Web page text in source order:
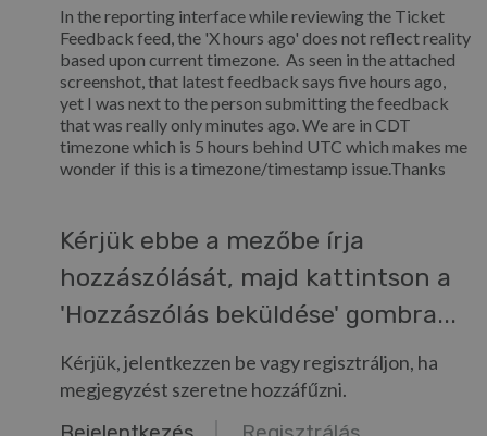
In the reporting interface while reviewing the Ticket
Feedback feed, the 'X hours ago' does not reflect reality
based upon current timezone. As seen in the attached
screenshot, that latest feedback says five hours ago,
yet I was next to the person submitting the feedback
that was really only minutes ago. We are in CDT
timezone which is 5 hours behind UTC which makes me
wonder if this is a timezone/timestamp issue.Thanks
Kérjük ebbe a mezőbe írja
hozzászólását, majd kattintson a
'Hozzászólás beküldése' gombra...
Kérjük, jelentkezzen be vagy regisztráljon, ha
megjegyzést szeretne hozzáfűzni.